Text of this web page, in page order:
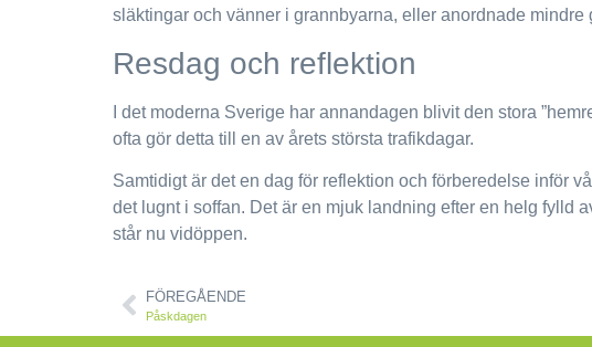
släktingar och vänner i grannbyarna, eller anordnade
Resdag och reflektion
I det moderna Sverige har annandagen blivit den stora
ofta gör detta till en av årets största trafikdagar.
Samtidigt är det en dag för reflektion och förberedelse inför
det lugnt i soffan. Det är en mjuk landning efter en helg fylld
står nu vidöppen.
FÖREGÅENDE
Påskdagen